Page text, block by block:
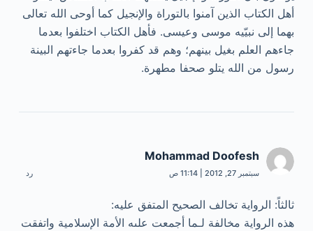
أهل الكتاب الذين آمنوا بالتوراة والإنجيل كما أوحى الله تعالى
بهما إلى نبيّيه موسى وعيسى. فأهل الكتاب اختلفوا بعدما
جاءهم العلم بغيل بينهم؛ وهم قد كفروا بعدما جاءتهم البينة
رسول من الله يتلو صحفا مطهرة.
Mohammad Doofesh
سبتمبر 27, 2012 | 11:14 ص رد
ثالثاً: الرواية تخالف الصحيح المتفق عليه:
هذه الرواية مخالفة لـما أجمعت علىه الأمة الإسلامية واتفقت